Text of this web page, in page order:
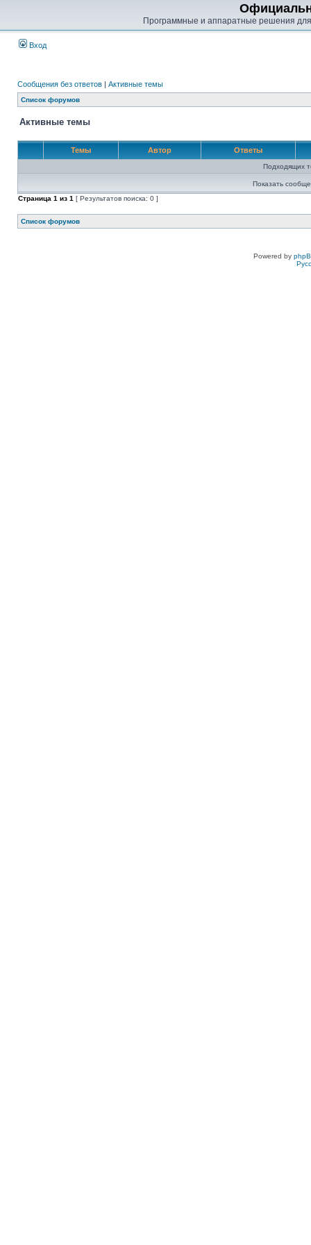
Программные и аппаратные решения
Вход
Сообщения без ответов | Активные темы
Список форумов
Активные темы
Темы Автор Ответы
Подходящих
Показать
Страница 1 из 1 [ Результатов поиска: 0 ]
Список форумов
Powered by